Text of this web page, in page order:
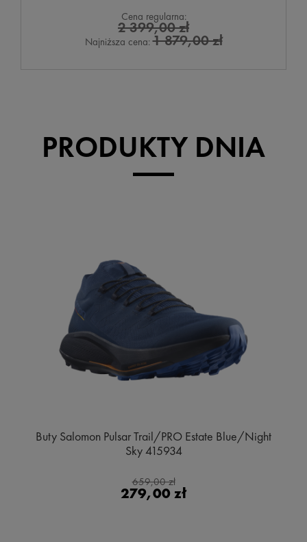
Cena regularna:
2 399,00 zł
Najniższa cena:1 879,00 zł
PRODUKTY DNIA
Buty Salomon Pulsar Trail/PRO Estate Blue/Night
Sky 415934
659,00 zł
279,00 zł